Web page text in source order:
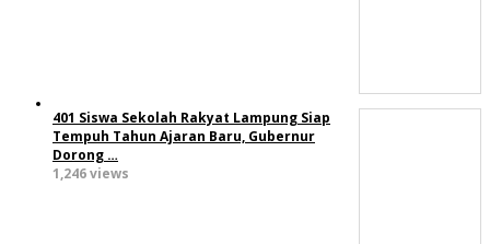
401 Siswa Sekolah Rakyat Lampung Siap
Tempuh Tahun Ajaran Baru, Gubernur
Dorong …
1,246 views